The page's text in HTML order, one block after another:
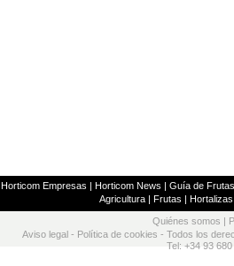
Horticom Empresas | Horticom News | Guía de
Agricultura| Frutas | Hortalizas
Quiénes somos
Aviso legal - Política de cookies - Todos los
Tel: +34 93